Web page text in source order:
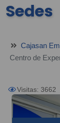
Sedes
Cajasan
Centro de
Visitas: 3662